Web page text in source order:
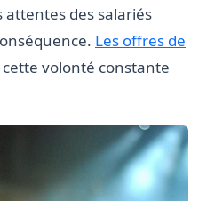
des salariés
Les offres de
volonté constante